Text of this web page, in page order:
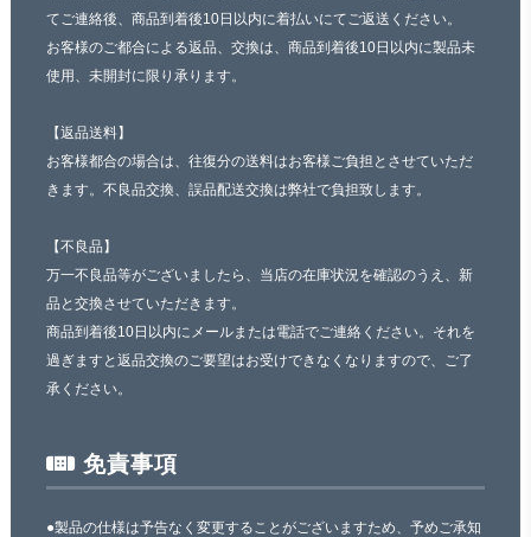
てご連絡後、商品到着後10日以内に着払いにてご返送ください。
お客様のご都合による返品、交換は、商品到着後10日以内に製品未
使用、未開封に限り承ります。
【返品送料】
お客様都合の場合は、往復分の送料はお客様ご負担とさせていただ
きます。不良品交換、誤品配送交換は弊社で負担致します。
【不良品】
万一不良品等がございましたら、当店の在庫状況を確認のうえ、新
品と交換させていただきます。
商品到着後10日以内にメールまたは電話でご連絡ください。それを
過ぎますと返品交換のご要望はお受けできなくなりますので、ご了
承ください。
免責事項
●製品の仕様は予告なく変更することがございますため、予めご承知